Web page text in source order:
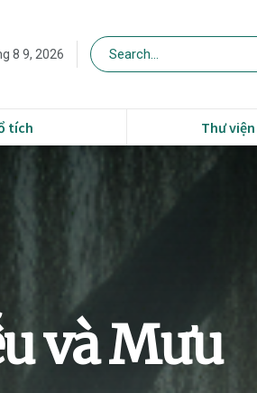
8 9, 2026
tích Thư viện
và Mưu